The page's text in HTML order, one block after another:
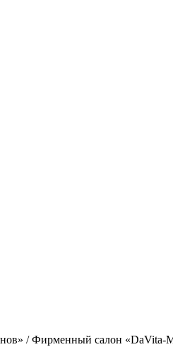
/ Фирменный салон